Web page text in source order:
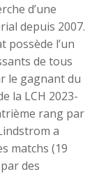
d’une
depuis 2007.
possède l’un
de tous
le gagnant du
la LCH 2023-
rang par
a
matchs (19
des